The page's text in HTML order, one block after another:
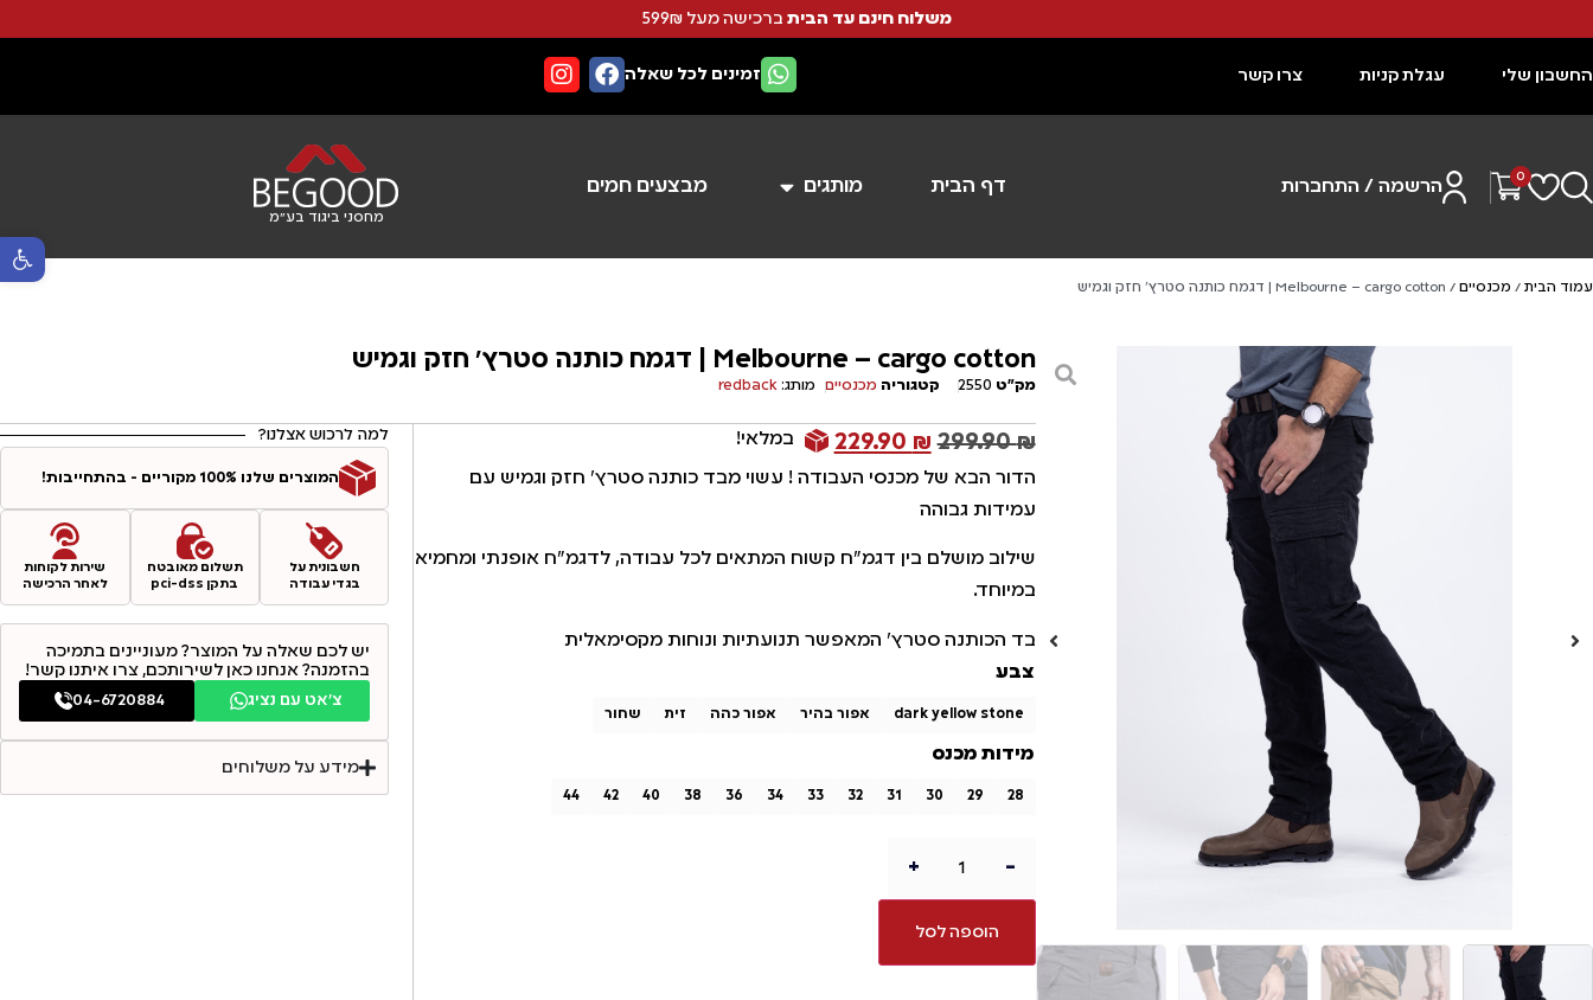
פתח
משלוח חינם עד הבית ברכישה מעל 599₪
החשבון שלי עגלת קניות צרו קשר זמינים לכל שאלה
0
הרשמה / התחברות דף הבית מותגים מבצעים חמים
מחסני ביגוד בע"מ
עמוד הבית / מכנסיים / Melbourne – cargo cotton | דגמח כותנה סטרץ’ חזק וגמיש
Melbourne – cargo cotton | דגמח כותנה סטרץ’ חזק וגמיש
מק"ט 2550 קטגוריה מכנסיים מותג: redback
299.90₪
229.90 ₪
במלאי!
הדור הבא של מכנסי העבודה ! עשוי מבד כותנה סטרץ’ חזק וגמיש עם
עמידות גבוהה
שילוב מושלם בין דגמ”ח קשוח המתאים לכל עבודה, לדגמ”ח אופנתי ומחמיא
במיוחד.
בד הכותנה סטרץ’ המאפשר תנועתיות ונוחות מקסימאלית
צבע
dark yellow stone אפור בהיר אפור כהה זית שחור
מידות מכנס
28
29
30
31
32
33
34
36
38
40
42
44
-
+
הוספה לסל
למה לרכוש אצלנו?
המוצרים שלנו 100% מקוריים - בהתחייבות!
חשבונית על
בגדי עבודה
תשלום מאובטח
בתקן pci-dss
שירות לקוחות
לאחר הרכישה
יש לכם שאלה על המוצר? מעוניינים בתמיכה
בהזמנה? אנחנו כאן לשירותכם, צרו איתנו קשר!
צ׳אט עם נציג 04-6720884
מידע על משלוחים